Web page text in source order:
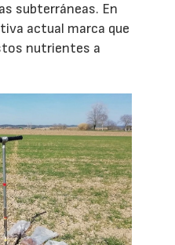
subterráneas. En
actual marca que
nutrientes a